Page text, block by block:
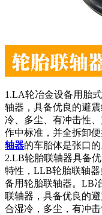
1.LA轮冶金设备用胎
轴器，具备优良的避
冷、多尘、有冲击性
作中标准，并全拆卸
轴器的车胎体是张口的
2.LB轮胎联轴器具备
特性，LLB轮胎联轴
备用轮胎联轴器。LB
联轴器，具备优良的
合湿冷，多尘，有冲